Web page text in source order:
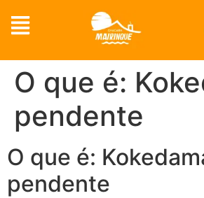
O que é:
pendente
O que é:
pendente